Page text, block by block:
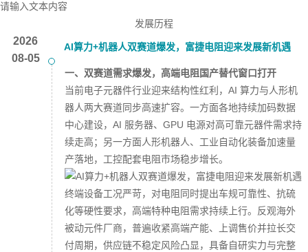
请输入文本内容
发展历程
2026
08-05
AI算力+机器人双赛道爆发，富捷电阻迎来发展新机遇
一、双赛道需求爆发，高端电阻国产替代窗口打开
当前电子元器件行业迎来结构性红利，AI 算力与人形机
器人两大赛道同步高速扩容。一方面各地持续加码数据
中心建设，AI 服务器、GPU 电源对高可靠元器件需求持
续走高；另一方面人形机器人、工业自动化装备加速量
产落地，工控配套电阻市场稳步增长。
终端设备工况严苛，对电阻同时提出车规可靠性、抗硫
化等硬性要求，高端特种电阻需求持续上行。反观海外
被动元件厂商，普遍收紧高端产能、上调售价并拉长交
付周期，供应链不稳定风险凸显，具备自研实力与完整